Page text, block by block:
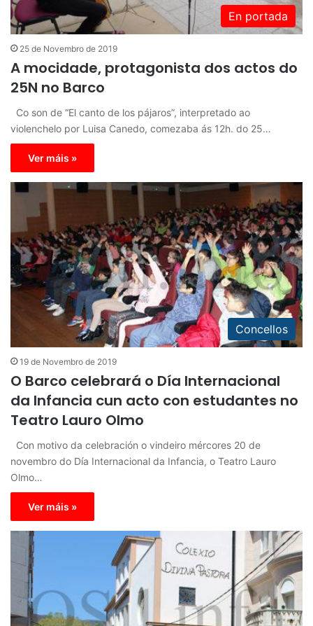
En portada
25 de Novembro de 2019
A mocidade, protagonista dos actos do
25N no Barco
Co son de “El canto de los pájaros”, interpretado ao
violenchelo por Luisa Canedo, comezaba ás 12h. do 25…
Ver máis »
Concellos
19 de Novembro de 2019
O Barco celebrará o Día Internacional
da Infancia cun acto con estudantes no
Teatro Lauro Olmo
Con motivo da celebración o vindeiro mércores 20 de
novembro do Día Internacional da Infancia, o Teatro Lauro
Olmo…
Ver máis »